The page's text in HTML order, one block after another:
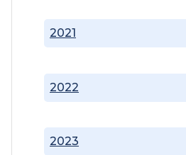
2021
2022
2023